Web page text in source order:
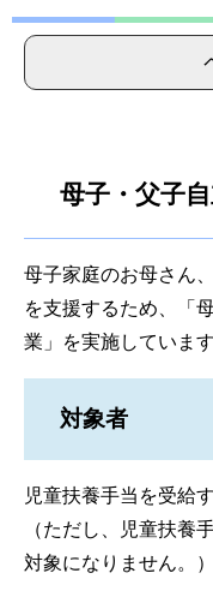
母子・父子
母子家庭のお母さん
を支援するため、「
業」を実施しています
対象者
児童扶養手当を受給
（ただし、児童扶養
対象になりません。）